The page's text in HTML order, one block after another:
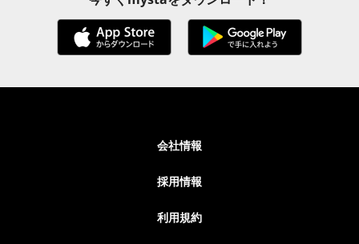
会社情報
採用情報
利用規約